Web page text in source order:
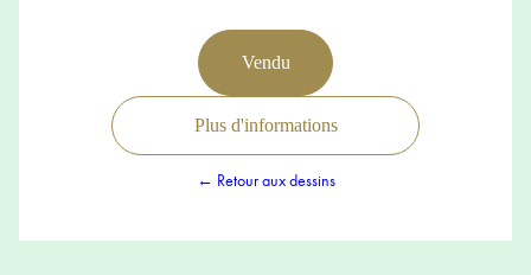
Vendu
Plus d'informations
← Retour aux dessins